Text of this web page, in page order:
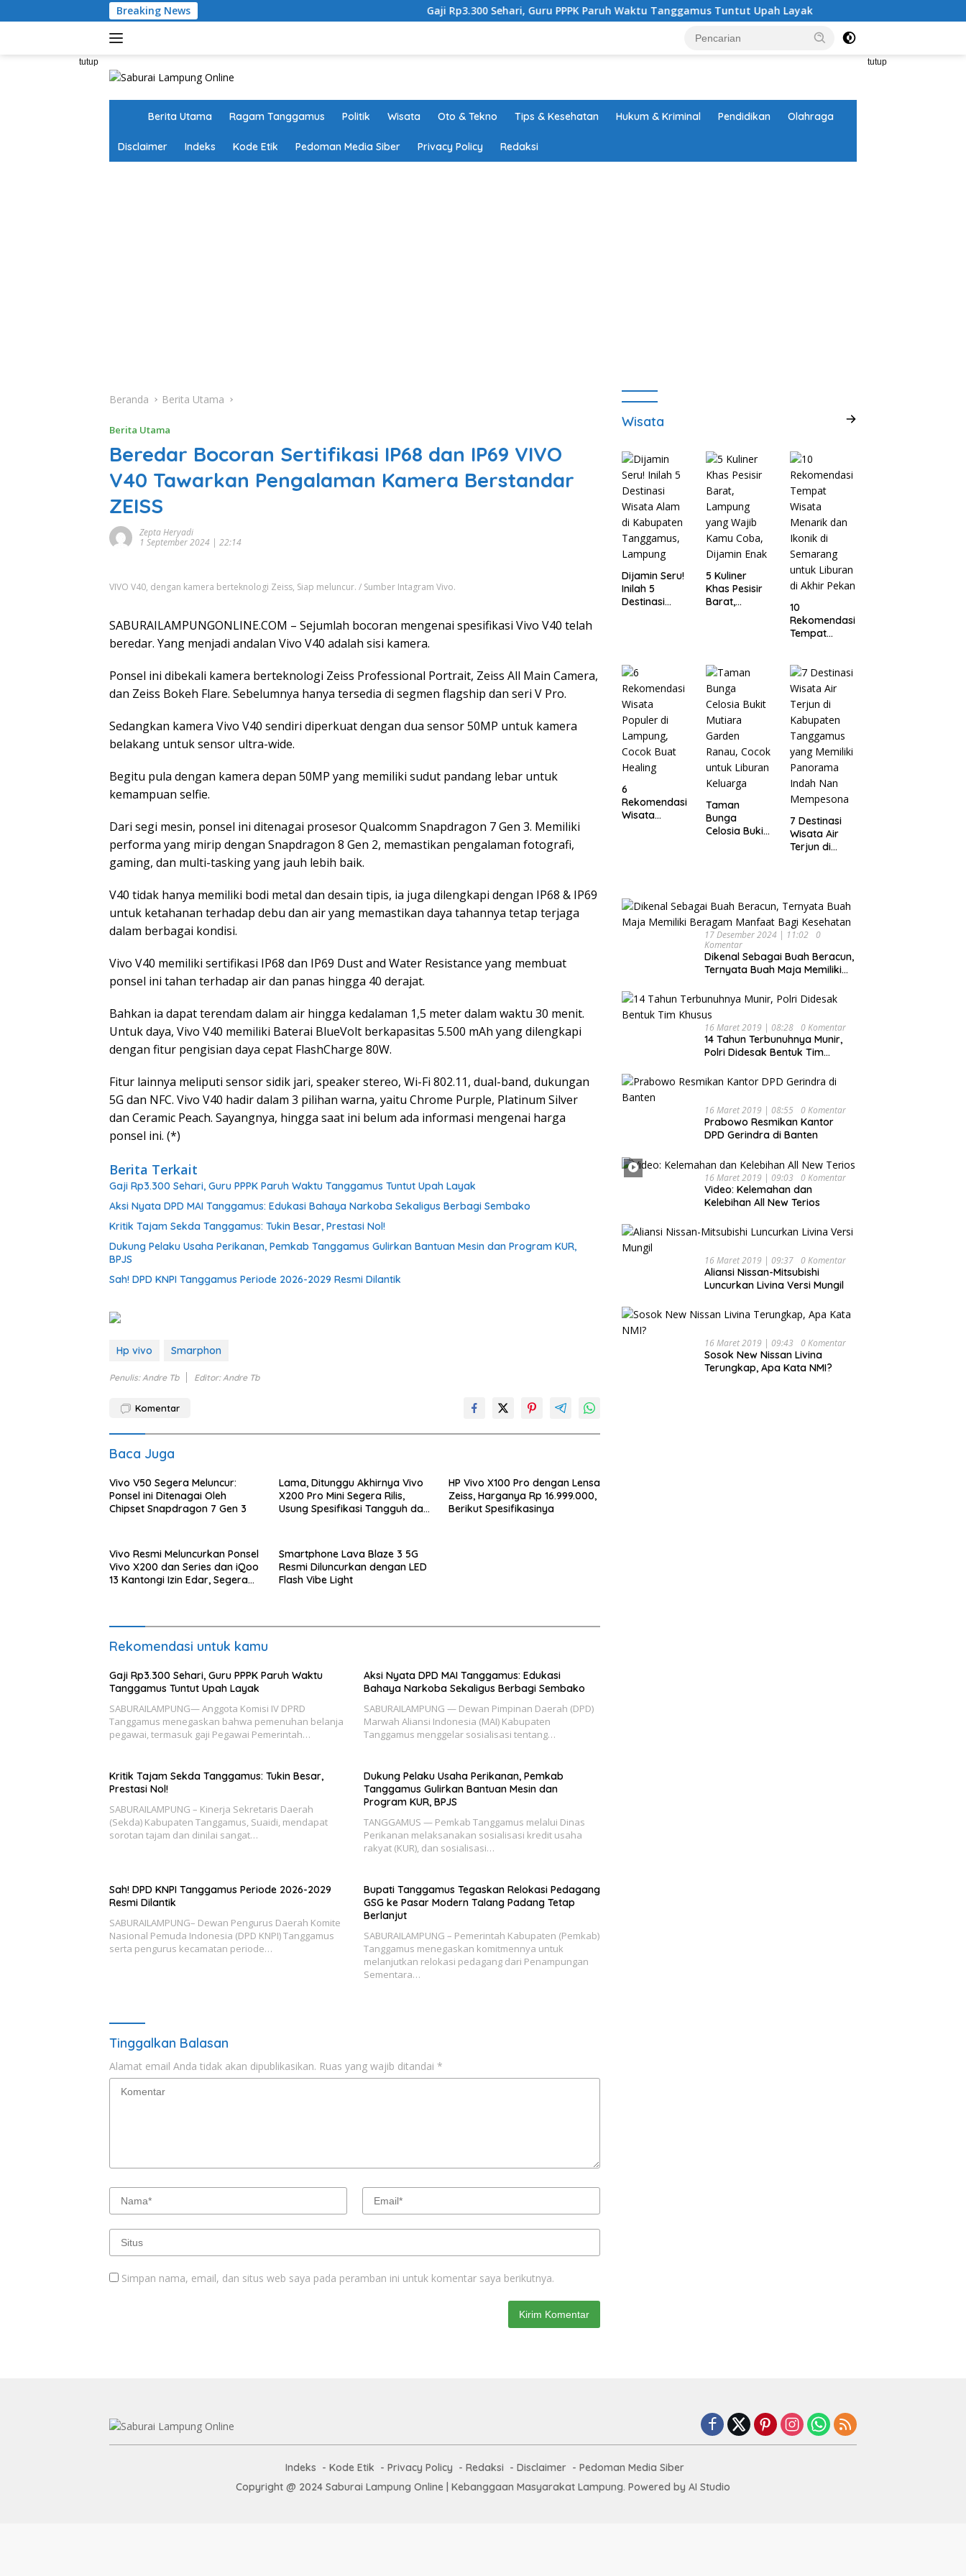
ke
Breaking News Gaji Rp3.300 Sehari, Guru PPPK Paruh Waktu Tanggamus Tuntut Upah Layak Aksi Nyata DPD MAI
tutup tutup
m
e
Berita Utama Ragam Tanggamus Politik Wisata Oto & Tekno Tips & Kesehatan Hukum & Kriminal Pendidikan Olahraga
Disclaimer Indeks Kode Etik Pedoman Media Siber Privacy Policy Redaksi
Beranda Berita Utama
Berita Utama
Beredar Bocoran Sertifikasi IP68 dan IP69 VIVO
V40 Tawarkan Pengalaman Kamera Berstandar
ZEISS
Zepta Heryadi
1 September 2024 | 22:14
VIVO V40, dengan kamera berteknologi Zeiss, Siap meluncur. / Sumber Intagram Vivo.
SABURAILAMPUNGONLINE.COM – Sejumlah bocoran mengenai spesifikasi Vivo V40 telah
beredar. Yang menjadi andalan Vivo V40 adalah sisi kamera.
Ponsel ini dibekali kamera berteknologi Zeiss Professional Portrait, Zeiss All Main Camera,
dan Zeiss Bokeh Flare. Sebelumnya hanya tersedia di segmen flagship dan seri V Pro.
Sedangkan kamera Vivo V40 sendiri diperkuat dengan dua sensor 50MP untuk kamera
belakang untuk sensor ultra-wide.
Begitu pula dengan kamera depan 50MP yang memiliki sudut pandang lebar untuk
kemampuan selfie.
Dari segi mesin, ponsel ini ditenagai prosesor Qualcomm Snapdragon 7 Gen 3. Memiliki
performa yang mirip dengan Snapdragon 8 Gen 2, memastikan pengalaman fotografi,
gaming, dan multi-tasking yang jauh lebih baik.
V40 tidak hanya memiliki bodi metal dan desain tipis, ia juga dilengkapi dengan IP68 & IP69
untuk ketahanan terhadap debu dan air yang memastikan daya tahannya tetap terjaga
dalam berbagai kondisi.
Vivo V40 memiliki sertifikasi IP68 dan IP69 Dust and Water Resistance yang membuat
ponsel ini tahan terhadap air dan panas hingga 40 derajat.
Bahkan ia dapat terendam dalam air hingga kedalaman 1,5 meter dalam waktu 30 menit.
Untuk daya, Vivo V40 memiliki Baterai BlueVolt berkapasitas 5.500 mAh yang dilengkapi
dengan fitur pengisian daya cepat FlashCharge 80W.
Fitur lainnya meliputi sensor sidik jari, speaker stereo, Wi-Fi 802.11, dual-band, dukungan
5G dan NFC. Vivo V40 hadir dalam 3 pilihan warna, yaitu Chrome Purple, Platinum Silver
dan Ceramic Peach. Sayangnya, hingga saat ini belum ada informasi mengenai harga
ponsel ini. (*)
Berita Terkait
Gaji Rp3.300 Sehari, Guru PPPK Paruh Waktu Tanggamus Tuntut Upah Layak
Aksi Nyata DPD MAI Tanggamus: Edukasi Bahaya Narkoba Sekaligus Berbagi Sembako
Kritik Tajam Sekda Tanggamus: Tukin Besar, Prestasi Nol!
Dukung Pelaku Usaha Perikanan, Pemkab Tanggamus Gulirkan Bantuan Mesin dan Program KUR,
BPJS
Sah! DPD KNPI Tanggamus Periode 2026-2029 Resmi Dilantik
Hp vivo Smarphon
Penulis: Andre Tb Editor: Andre Tb
Komentar
Baca Juga
Vivo V50 Segera Meluncur:
Ponsel ini Ditenagai Oleh
Chipset Snapdragon 7 Gen 3
Lama, Ditunggu Akhirnya Vivo
X200 Pro Mini Segera Rilis,
Usung Spesifikasi Tangguh dan
HP Vivo X100 Pro dengan Lensa
Zeiss, Harganya Rp 16.999.000,
Berikut Spesifikasinya
Vivo Resmi Meluncurkan Ponsel
Vivo X200 dan Series dan iQoo
13 Kantongi Izin Edar, Segera
Smartphone Lava Blaze 3 5G
Resmi Diluncurkan dengan LED
Flash Vibe Light
Rekomendasi untuk kamu
Gaji Rp3.300 Sehari, Guru PPPK Paruh Waktu
Tanggamus Tuntut Upah Layak
SABURAILAMPUNG— Anggota Komisi IV DPRD
Tanggamus menegaskan bahwa pemenuhan belanja
pegawai, termasuk gaji Pegawai Pemerintah…
Aksi Nyata DPD MAI Tanggamus: Edukasi
Bahaya Narkoba Sekaligus Berbagi Sembako
SABURAILAMPUNG — Dewan Pimpinan Daerah (DPD)
Marwah Aliansi Indonesia (MAI) Kabupaten
Tanggamus menggelar sosialisasi tentang…
Kritik Tajam Sekda Tanggamus: Tukin Besar,
Prestasi Nol!
SABURAILAMPUNG – Kinerja Sekretaris Daerah
(Sekda) Kabupaten Tanggamus, Suaidi, mendapat
sorotan tajam dan dinilai sangat…
Dukung Pelaku Usaha Perikanan, Pemkab
Tanggamus Gulirkan Bantuan Mesin dan
Program KUR, BPJS
TANGGAMUS — Pemkab Tanggamus melalui Dinas
Perikanan melaksanakan sosialisasi kredit usaha
rakyat (KUR), dan sosialisasi…
Sah! DPD KNPI Tanggamus Periode 2026-2029
Resmi Dilantik
SABURAILAMPUNG– Dewan Pengurus Daerah Komite
Nasional Pemuda Indonesia (DPD KNPI) Tanggamus
serta pengurus kecamatan periode…
Bupati Tanggamus Tegaskan Relokasi Pedagang
GSG ke Pasar Modern Talang Padang Tetap
Berlanjut
SABURAILAMPUNG – Pemerintah Kabupaten (Pemkab)
Tanggamus menegaskan komitmennya untuk
melanjutkan relokasi pedagang dari Penampungan
Sementara…
Tinggalkan Balasan
Alamat email Anda tidak akan dipublikasikan. Ruas yang wajib ditandai *
Simpan nama, email, dan situs web saya pada peramban ini untuk komentar saya berikutnya.
Wisata
Dijamin Seru!
Inilah 5
Destinasi
5 Kuliner
Khas Pesisir
Barat,
10
Rekomendasi
Tempat
Ikonik di
Semarang
untuk Liburan
di Akhir
Pekan
6
Rekomendasi
Wisata
Taman
Bunga
Celosia Bukit
7 Destinasi
Wisata Air
Terjun di
Indah Nan
Mempesona
17 Desember 2024 | 11:02
0
Komentar
Dikenal Sebagai Buah Beracun,
Ternyata Buah Maja Memiliki
Kesehatan
16 Maret 2019 | 08:28 0 Komentar
14 Tahun Terbunuhnya Munir,
Polri Didesak Bentuk Tim
16 Maret 2019 | 08:55 0 Komentar
Prabowo Resmikan Kantor
DPD Gerindra di Banten
16 Maret 2019 | 09:03 0 Komentar
Video: Kelemahan dan
Kelebihan All New Terios
16 Maret 2019 | 09:37 0 Komentar
Aliansi Nissan-Mitsubishi
Luncurkan Livina Versi Mungil
16 Maret 2019 | 09:43 0 Komentar
Sosok New Nissan Livina
Terungkap, Apa Kata NMI?
Indeks Kode Etik Privacy Policy Redaksi Disclaimer
Pedoman Media Siber
Copyright @ 2024 Saburai Lampung Online | Kebanggaan Masyarakat Lampung. Powered by AI Studio